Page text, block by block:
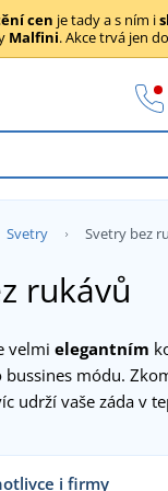
cen je tady a s ním i
Malfini. Akce trvá jen
Svetry Svetry bez
rukávů
velmi elegantním
bussines módu.
udrží vaše záda v
i firmy